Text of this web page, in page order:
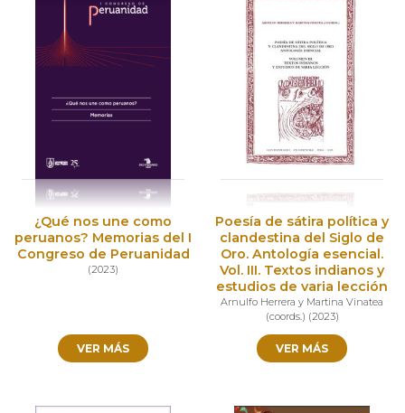
¿Qué nos une como
peruanos? Memorias del I
Congreso de Peruanidad
(2023)
VER MÁS
Poesía de sátira política y
clandestina del Siglo de
Oro. Antología esencial.
Vol. III. Textos indianos y
estudios de varia lección
Arnulfo Herrera y Martina Vinatea
(coords.) (2023)
VER MÁS